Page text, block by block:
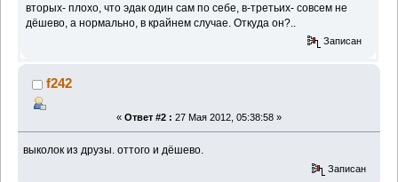
вторых- плохо, что эдак один сам по себе, в-третьих- совсем не
дёшево, а нормально, в крайнем случае. Откуда он?..
Записан
f242
« Ответ #2 : 27 Мая 2012, 05:38:58 »
выколок из друзы. оттого и дёшево.
Записан